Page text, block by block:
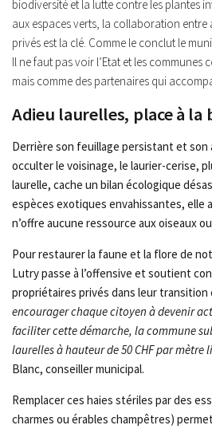
biodiversité et la lutte contre les plantes
aux espaces verts, la collaboration
privés est la clé. Comme le conclut le
Il ne faut pas voir l’Etat et les communes
mais comme des partenaires qui
Adieu laurelles, place à la
Derrière son feuillage persistant et
occulter le voisinage, le laurier-cerise,
laurelle, cache un bilan écologique
espèces exotiques envahissantes, elle
n’offre aucune ressource aux oiseaux
Pour restaurer la faune et la flore de
Lutry passe à l’offensive et soutient
propriétaires privés dans leur transition
encourager chaque citoyen à devenir
faciliter cette démarche, la commune
laurelles à hauteur de 50 CHF par mètre
Blanc, conseiller municipal.
Remplacer ces haies stériles par des
charmes ou érables champêtres)